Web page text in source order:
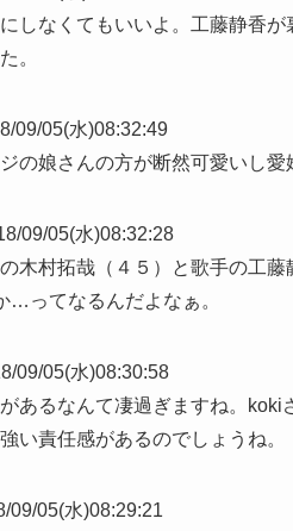
しなくてもいいよ。工藤静香
。
09/05(水)08:32:49
の娘さんの方が断然可愛いし愛
09/05(水)08:32:28
木村拓哉（４５）と歌手の工
…ってなるんだよなぁ。
09/05(水)08:30:58
あるなんて凄過ぎますね。
い責任感があるのでしょうね。
09/05(水)08:29:21